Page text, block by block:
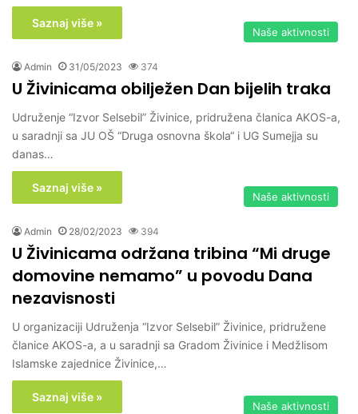
Saznaj više »
Naše aktivnosti
Admin 31/05/2023 374
U Živinicama obilježen Dan bijelih traka
Udruženje “Izvor Selsebil” Živinice, pridružena članica AKOS-a,
u saradnji sa JU OŠ “Druga osnovna škola“ i UG Sumejja su
danas…
Saznaj više »
Naše aktivnosti
Admin 28/02/2023 394
U Živinicama održana tribina “Mi druge
domovine nemamo” u povodu Dana
nezavisnosti
U organizaciji Udruženja “Izvor Selsebil” Živinice, pridružene
članice AKOS-a, a u saradnji sa Gradom Živinice i Medžlisom
Islamske zajednice Živinice,…
Saznaj više »
Naše aktivnosti